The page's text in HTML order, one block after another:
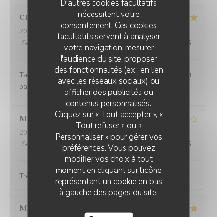
D'autres cookies facultatifs
nécessitent votre
consentement. Ces cookies
facultatifs servent à analyser
votre navigation, mesurer
l'audience du site, proposer
des fonctionnalités (ex : en lien
avec les réseaux sociaux) ou
afficher des publicités ou
contenus personnalisés.
Cliquez sur « Tout accepter », «
Tout refuser » ou «
Personnaliser » pour gérer vos
préférences. Vous pouvez
modifier vos choix à tout
moment en cliquant sur l'icône
représentant un cookie en bas
à gauche des pages du site.
Christophe
2026-08-01
- 19:30 - Couverts 2
Service
Ambiance /5 Cuisine Qualité / Prix /5
Tartare de bœuf excellent, service impeccable, tout était
parfait . Merci
Marie Thérèse S
2026-08-01
- 12:00 - Couverts 3
Service
Ambiance: 4/5 Cuisine: 4 /5 Qualité / Prix /5
Très bien servi pas d,attente à recommander
Maryline
RESTAURANT LA DÉSALPE